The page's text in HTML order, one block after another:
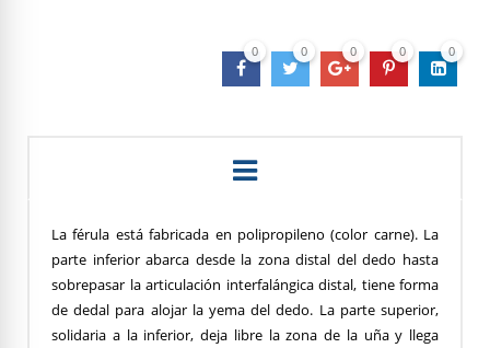
0 0 0 0 0
La férula está fabricada en polipropileno (color carne). La
parte inferior abarca desde la zona distal del dedo hasta
sobrepasar la articulación interfalángica distal, tiene forma
de dedal para alojar la yema del dedo. La parte superior,
solidaria a la inferior, deja libre la zona de la uña y llega